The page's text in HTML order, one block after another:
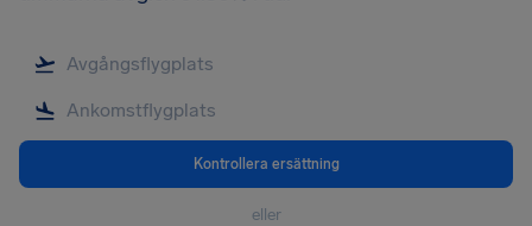
Kontrollera ersättning
eller